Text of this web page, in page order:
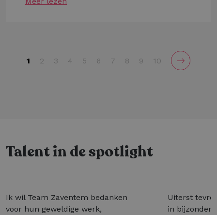
1 2 3 4 5 6 7 8 9 10
Talent in de spotlight
Ik wil Team Zaventem bedanken
voor hun geweldige werk,
Uiterst
in bijzonder